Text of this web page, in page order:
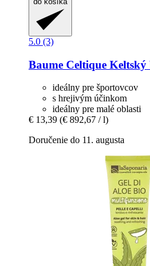
5.0 (3)
Baume Celtique Keltský
ideálny pre športovcov
s hrejivým účinkom
ideálny pre malé oblasti
€ 13,39 (€ 892,67 / l)
Doručenie do 11. augusta